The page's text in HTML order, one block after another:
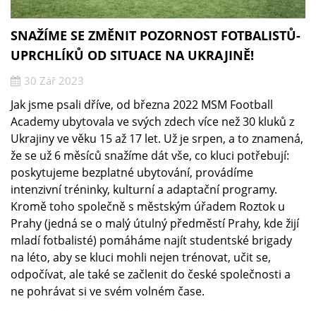
SNAŽÍME SE ZMĚNIT POZORNOST FOTBALISTŮ-
UPRCHLÍKŮ OD SITUACE NA UKRAJINĚ!
30 Zář 2023
Jak jsme psali dříve, od března 2022 MSM Football
Academy ubytovala ve svých zdech více než 30 kluků z
Ukrajiny ve věku 15 až 17 let. Už je srpen, a to znamená,
že se už 6 měsíců snažíme dát vše, co kluci potřebují:
poskytujeme bezplatné ubytování, provádíme
intenzivní tréninky, kulturní a adaptační programy.
Kromě toho společně s městským úřadem Roztok u
Prahy (jedná se o malý útulný předměstí Prahy, kde žijí
mladí fotbalisté) pomáháme najít studentské brigady
na léto, aby se kluci mohli nejen trénovat, učit se,
odpočívat, ale také se začlenit do české společnosti a
ne pohrávat si ve svém volném čase.